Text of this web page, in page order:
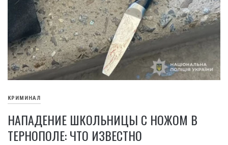
КРИМИНАЛ
НАПАДЕНИЕ ШКОЛЬНИЦЫ С НОЖОМ В
ТЕРНОПОЛЕ: ЧТО ИЗВЕСТНО